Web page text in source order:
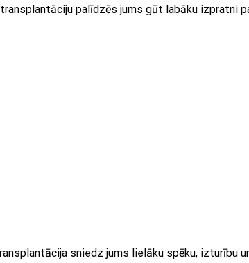
palīdzēs jums gūt labāku izpratni
sniedz jums lielāku spēku, izturību